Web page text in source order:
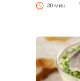
30 мин.